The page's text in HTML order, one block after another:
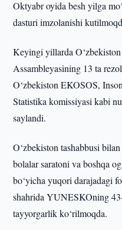
Oktyabr oyida besh yilga
dasturi imzolanishi
Keyingi yillarda
Assambleyasining 13 ta
O‘zbekiston EKOSOS,
Statistika komissiyasi kabi
saylandi.
O‘zbekiston tashabbusi
bolalar saratoni va boshqa
bo‘yicha yuqori darajadagi
shahrida YUNESKOning
tayyorgarlik ko‘rilmoqda.